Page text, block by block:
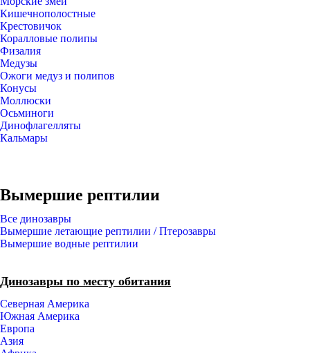
Кишечнополостные
Крестовичок
Коралловые полипы
Физалия
Медузы
Ожоги медуз и полипов
Конусы
Моллюски
Осьминоги
Динофлагелляты
Кальмары
Вымершие рептилии
Все динозавры
Вымершие летающие рептилии / Птерозавры
Вымершие водные рептилии
Динозавры по месту обитания
Северная Америка
Южная Америка
Европа
Азия